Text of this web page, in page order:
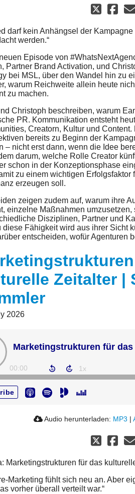
darf kein Anhängsel der
werden.“
neuen Episode von
Partner Brand Activation, und
bei MSL, über den Wandel hin zu
warum Reichweite allein heute
zu machen.
Christoph beschreiben, warum
PR. Kommunikation entsteht
Creatorn, Kultur und
bereits zu Beginn der
– nicht erst dann, wenn die Idee
darum, welche Rolle Creator
schon in der Konzeptionsphase
zu einem wichtigen Erfolgsfaktor
erzeugen soll.
zeigen zudem auf, warum ihre
einzelne Maßnahmen
Disziplinen, Partner und
diese Fähigkeit wird aus ihrer Sicht
entscheiden, wofür Agenturen
Zeitalter |
2026
00:00
Audio herunterladen: MP3 |
Marketingstrukturen für das
Marketing fühlt sich neu an. Aber
vorher überall verteilt war.“